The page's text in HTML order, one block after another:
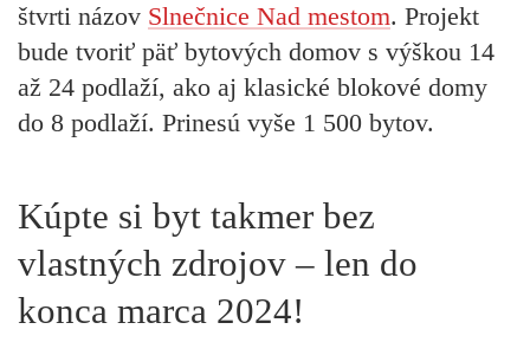
štvrti názov Slnečnice Nad mestom. Projekt
bude tvoriť päť bytových domov s výškou 14
až 24 podlaží, ako aj klasické blokové domy
do 8 podlaží. Prinesú vyše 1 500 bytov.
Kúpte si byt takmer bez
vlastných zdrojov – len do
konca marca 2024!